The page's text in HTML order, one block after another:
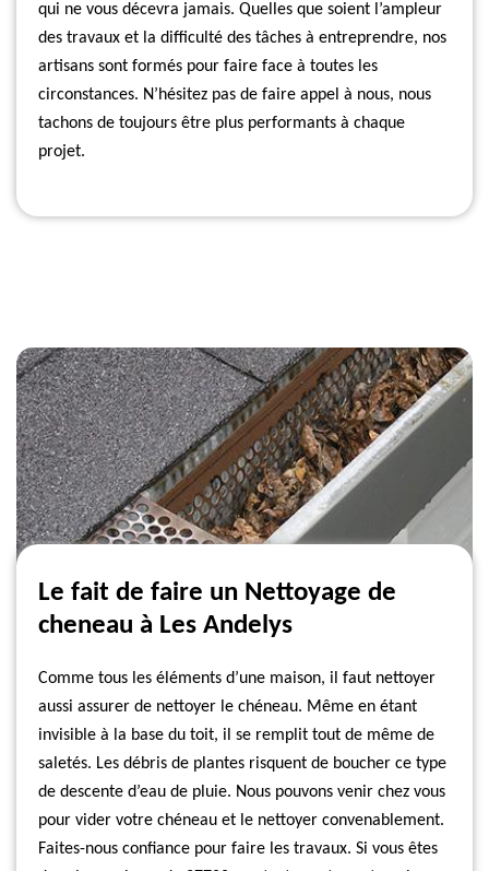
qui ne vous décevra jamais. Quelles que soient l’ampleur
des travaux et la difficulté des tâches à entreprendre, nos
artisans sont formés pour faire face à toutes les
circonstances. N’hésitez pas de faire appel à nous, nous
tachons de toujours être plus performants à chaque
projet.
Le fait de faire un Nettoyage de
cheneau à Les Andelys
Comme tous les éléments d’une maison, il faut nettoyer
aussi assurer de nettoyer le chéneau. Même en étant
invisible à la base du toit, il se remplit tout de même de
saletés. Les débris de plantes risquent de boucher ce type
de descente d’eau de pluie. Nous pouvons venir chez vous
pour vider votre chéneau et le nettoyer convenablement.
Faites-nous confiance pour faire les travaux. Si vous êtes